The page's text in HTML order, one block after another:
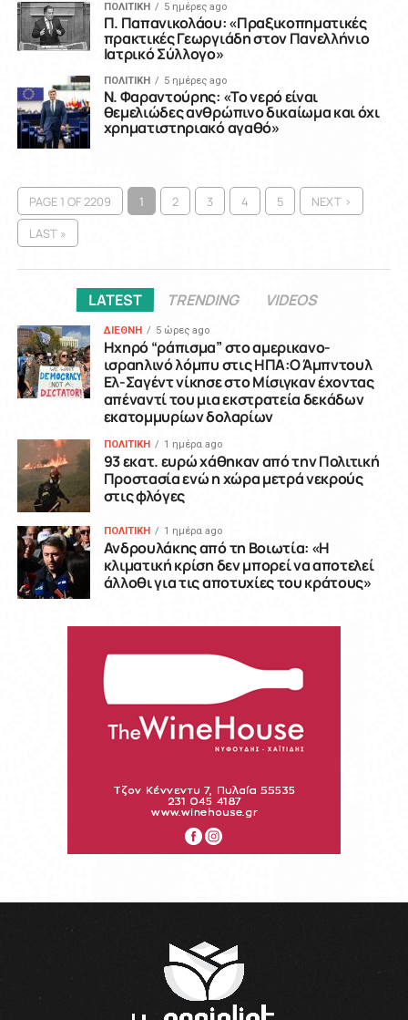
ΠΟΛΙΤΙΚΗ 5 ημέρες ago
Π. Παπανικολάου: «Πραξικοπηματικές
πρακτικές Γεωργιάδη στον Πανελλήνιο
Ιατρικό Σύλλογο»
ΠΟΛΙΤΙΚΗ 5 ημέρες ago
Ν. Φαραντούρης: «Το νερό είναι
θεμελιώδες ανθρώπινο δικαίωμα και όχι
χρηματιστηριακό αγαθό»
PAGE 1 OF 2209 1 2 3 4 5
NEXT ›
LAST »
LATEST TRENDING VIDEOS
ΔΙΕΘΝΗ 5 ώρες ago
Ηχηρό “ράπισμα” στο αμερικανο-
ισραηλινό λόμπυ στις ΗΠΑ:Ο Άμπντουλ
Ελ-Σαγέντ νίκησε στο Μίσιγκαν έχοντας
απέναντί του μια εκστρατεία δεκάδων
εκατομμυρίων δολαρίων
ΠΟΛΙΤΙΚΗ 1 ημέρα ago
93 εκατ. ευρώ χάθηκαν από την Πολιτική
Προστασία ενώ η χώρα μετρά νεκρούς
στις φλόγες
ΠΟΛΙΤΙΚΗ 1 ημέρα ago
Ανδρουλάκης από τη Βοιωτία: «Η
κλιματική κρίση δεν μπορεί να αποτελεί
άλλοθι για τις αποτυχίες του κράτους»